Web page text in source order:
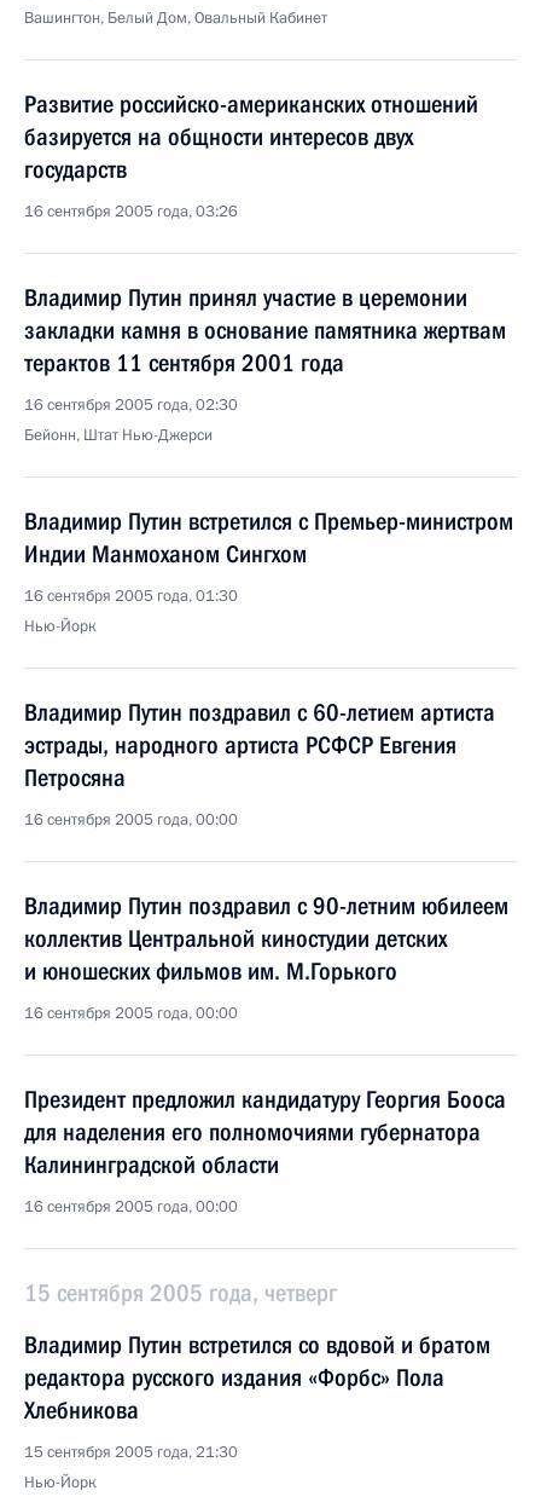
Вашингтон, Белый Дом, Овальный Кабинет
Развитие российско-американских отношений
базируется на общности интересов двух
государств
16 сентября 2005 года, 03:26
Владимир Путин принял участие в церемонии
закладки камня в основание памятника жертвам
терактов 11 сентября 2001 года
16 сентября 2005 года, 02:30
Бейонн, Штат Нью-Джерси
Владимир Путин встретился с Премьер-министром
Индии Манмоханом Сингхом
16 сентября 2005 года, 01:30
Нью-Йорк
Владимир Путин поздравил с 60-летием артиста
эстрады, народного артиста РСФСР Евгения
Петросяна
16 сентября 2005 года, 00:00
Владимир Путин поздравил с 90-летним юбилеем
коллектив Центральной киностудии детских
и юношеских фильмов им. М.Горького
16 сентября 2005 года, 00:00
Президент предложил кандидатуру Георгия Бооса
для наделения его полномочиями губернатора
Калининградской области
16 сентября 2005 года, 00:00
15 сентября 2005 года, четверг
Владимир Путин встретился со вдовой и братом
редактора русского издания «Форбс» Пола
Хлебникова
15 сентября 2005 года, 21:30
Нью-Йорк